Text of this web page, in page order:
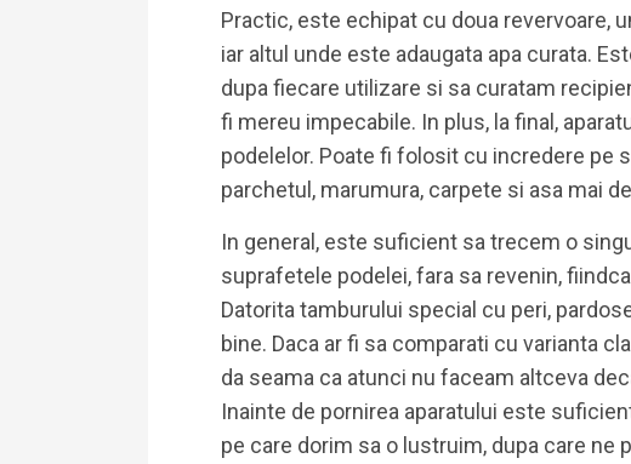
Practic, este echipat cu doua revervoare,
iar altul unde este adaugata apa curata.
dupa fiecare utilizare si sa curatam
fi mereu impecabile. In plus, la final,
podelelor. Poate fi folosit cu incredere pe
parchetul, marumura, carpete si asa mai
In general, este suficient sa trecem o
suprafetele podelei, fara sa revenin,
Datorita tamburului special cu peri,
bine. Daca ar fi sa comparati cu varianta
da seama ca atunci nu faceam altceva
Inainte de pornirea aparatului este
pe care dorim sa o lustruim, dupa care ne